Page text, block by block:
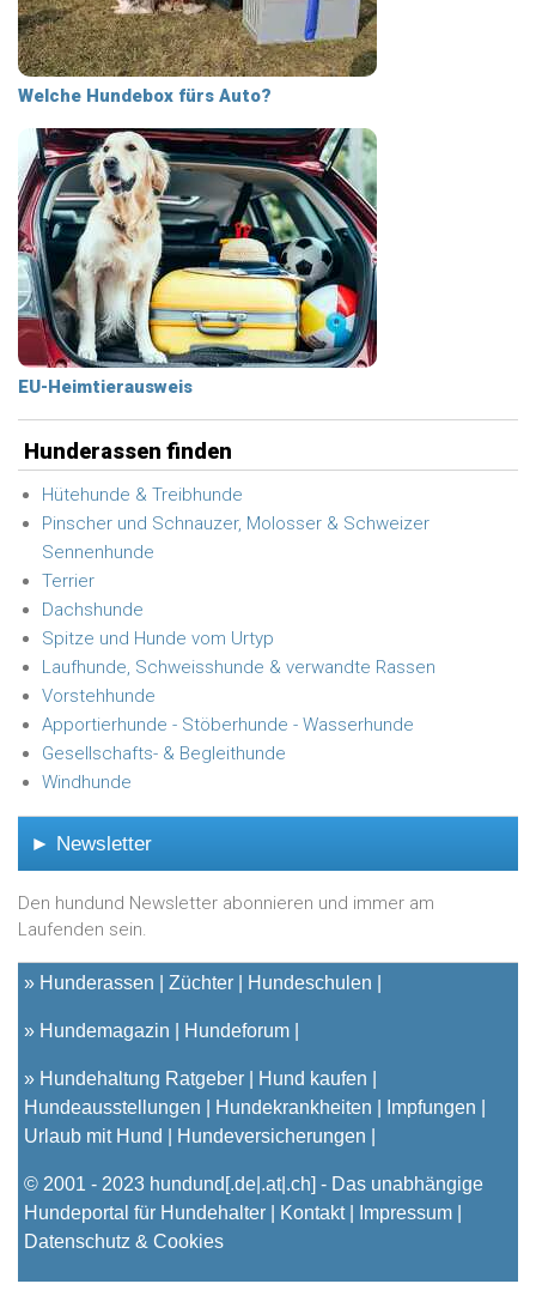
Welche Hundebox fürs Auto?
EU-Heimtierausweis
Hunderassen finden
Hütehunde & Treibhunde
Pinscher und Schnauzer, Molosser & Schweizer
Sennenhunde
Terrier
Dachshunde
Spitze und Hunde vom Urtyp
Laufhunde, Schweisshunde & verwandte Rassen
Vorstehhunde
Apportierhunde - Stöberhunde - Wasserhunde
Gesellschafts- & Begleithunde
Windhunde
► Newsletter
Den hundund Newsletter abonnieren und immer am
Laufenden sein.
» Hunderassen Züchter Hundeschulen
» Hundemagazin Hundeforum
» Hundehaltung Ratgeber
Hund kaufen
Hundeausstellungen
Hundekrankheiten
Impfungen
Urlaub mit Hund
Hundeversicherungen
© 2001 - 2023 hundund [.de|.at|.ch] - Das unabhängige
Hundeportal für Hundehalter |
Kontakt| Impressum
Datenschutz & Cookies